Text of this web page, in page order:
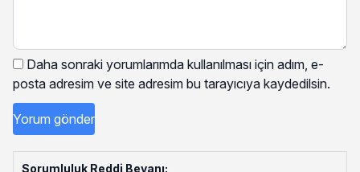
Daha sonraki yorumlarımda kullanılması için adım, e-
posta adresim ve site adresim bu tarayıcıya kaydedilsin.
Sorumluluk Reddi Beyanı: